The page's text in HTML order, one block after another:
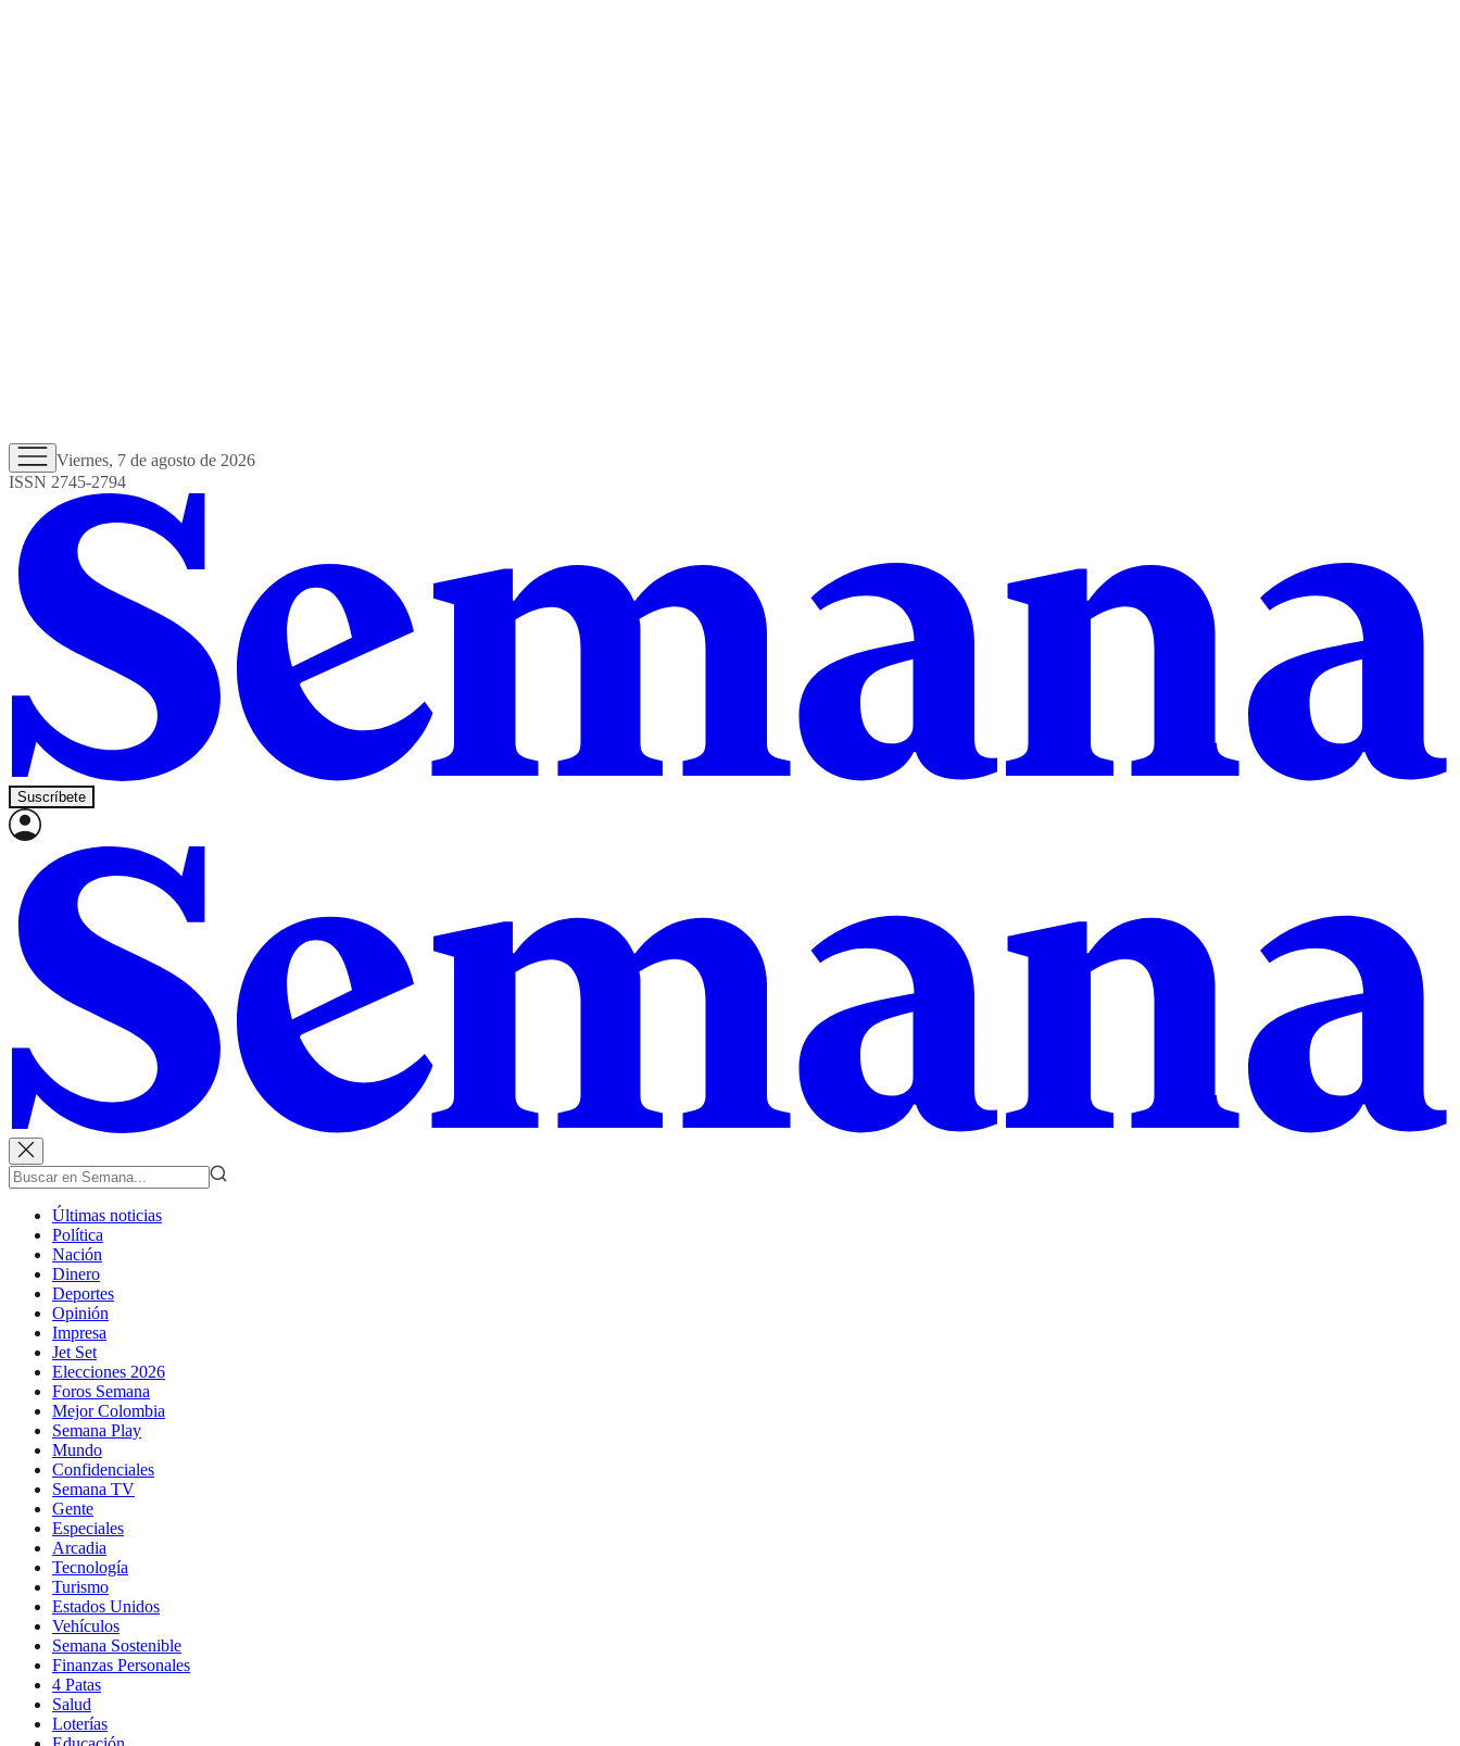
Viernes, 7 de agosto de 2026
ISSN 2745-2794
Suscríbete
Últimas noticias
Política
Nación
Dinero
Deportes
Opinión
Impresa
Jet Set
Elecciones 2026
Foros Semana
Mejor Colombia
Semana Play
Mundo
Confidenciales
Semana TV
Gente
Especiales
Arcadia
Tecnología
Turismo
Estados Unidos
Vehículos
Semana Sostenible
Finanzas Personales
4 Patas
Salud
Loterías